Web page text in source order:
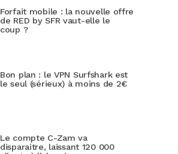
Forfait mobile : la nouvelle offre
de RED by SFR vaut-elle le
coup ?
Bon plan : le VPN Surfshark est
le seul (sérieux) à moins de 2€
Le compte C-Zam va
disparaitre, laissant 120 000